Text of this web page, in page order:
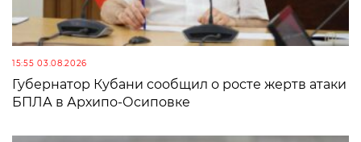
15:55 03.08.2026
Губернатор Кубани сообщил о росте жертв атаки
БПЛА в Архипо-Осиповке